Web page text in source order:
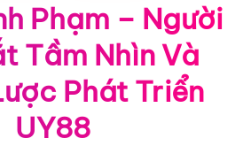
Phạm – Người
Tầm Nhìn Và
Phát Triển
UY88